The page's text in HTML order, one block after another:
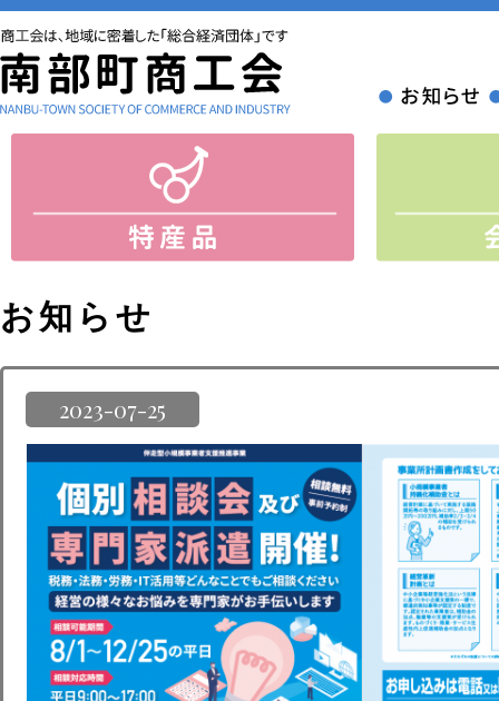
お知らせ
2023-07-25